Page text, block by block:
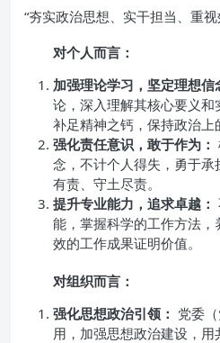
“夯实政治思想、实干担当、重视
对个人而言：
加强理论学习，坚定理想信
论，深入理解其核心要义和
补足精神之钙，保持政治上
强化责任意识，敢于作为：
念，不计个人得失，勇于
有责、守土尽责。
提升专业能力，追求卓越：
能，掌握科学的工作方法
效的工作成果证明价值。
对组织而言：
强化思想政治引领： 党委
用，加强思想政治建设，用